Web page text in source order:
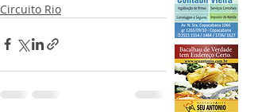
Circuito Rio